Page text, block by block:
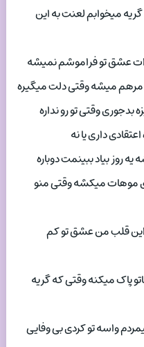
میخوابم لعنت به این
عشق تو فراموشم نمیشه
مرهم میشه وقتی دلت میگیره
بدجوری وقتی تو رو نداره
داری یا نه
روز بیاد ببینمت دوباره
موهات میکشه وقتی منو
این قلب من عشق تو کم
پاک میکنه وقتی که گریه
واسه تو کردی بی وفایی